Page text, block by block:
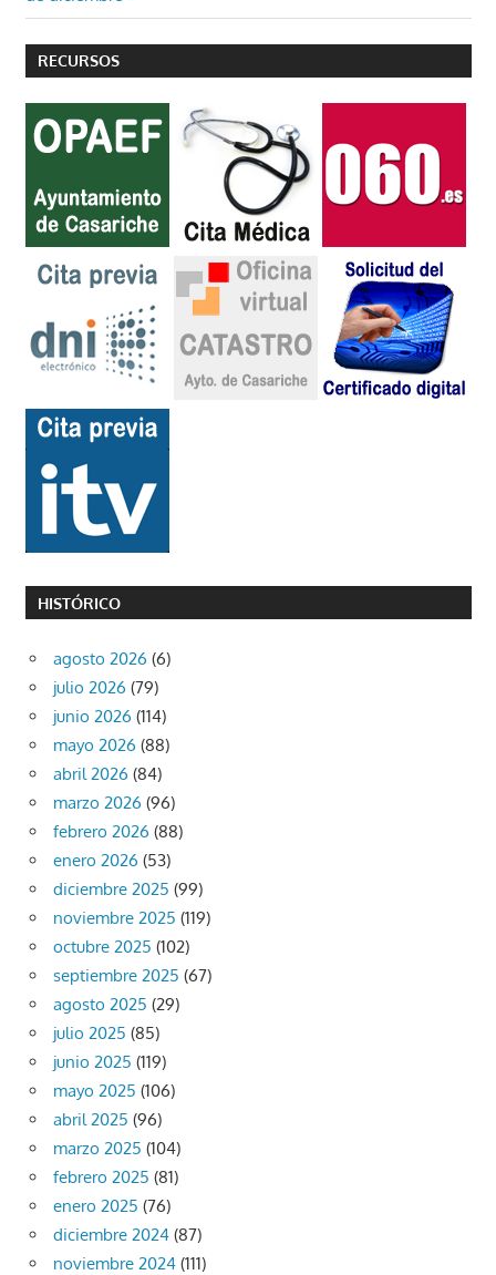
RECURSOS
HISTÓRICO
agosto 2026 (6)
julio 2026 (79)
junio 2026 (114)
mayo 2026 (88)
abril 2026 (84)
marzo 2026 (96)
febrero 2026 (88)
enero 2026 (53)
diciembre 2025 (99)
noviembre 2025 (119)
octubre 2025 (102)
septiembre 2025 (67)
agosto 2025 (29)
julio 2025 (85)
junio 2025 (119)
mayo 2025 (106)
abril 2025 (96)
marzo 2025 (104)
febrero 2025 (81)
enero 2025 (76)
diciembre 2024 (87)
noviembre 2024 (111)